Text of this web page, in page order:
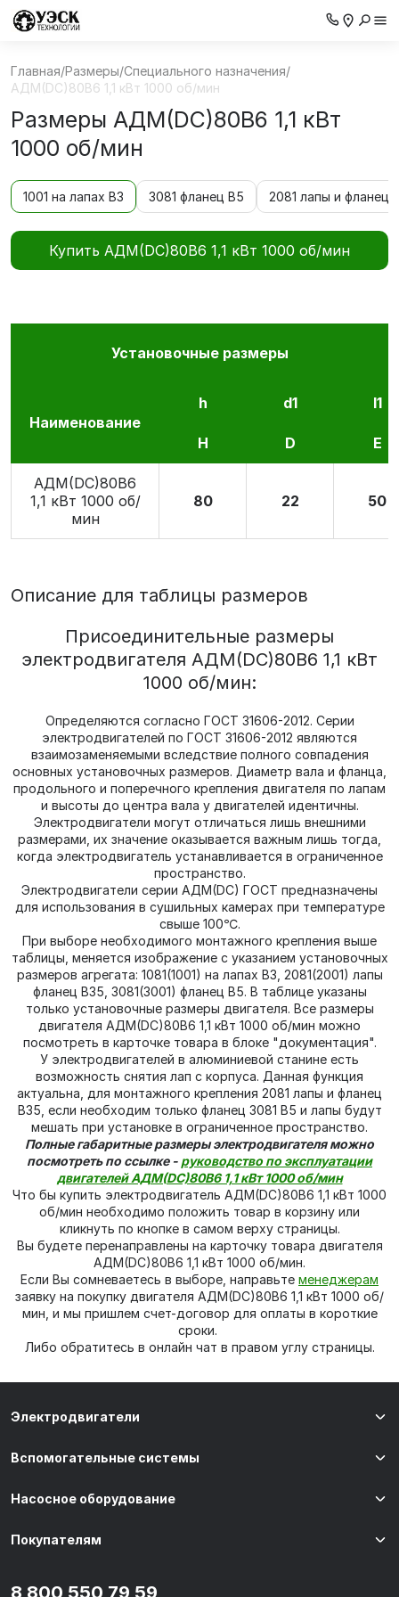
Главная/Размеры/Специального назначения/
АДМ(DC)80В6 1,1 кВт 1000 об/мин
Размеры АДМ(DC)80В6 1,1 кВт
1000 об/мин
Купить АДМ(DC)80В6 1,1 кВт 1000 об/мин
1001 на лапах В3 3081 фланец В5 2081 лапы и фланец
Установочные размеры
Наименование
h d1 l1
H D E
АДМ(DC)80В6
1,1 кВт 1000 об/
мин
80 22 50
Описание для таблицы размеров
Присоединительные размеры
электродвигателя АДМ(DC)80В6 1,1 кВт
1000 об/мин:
Определяются согласно ГОСТ 31606-2012. Серии
электродвигателей по ГОСТ 31606-2012 являются
взаимозаменяемыми вследствие полного совпадения
основных установочных размеров. Диаметр вала и фланца,
продольного и поперечного крепления двигателя по лапам
и высоты до центра вала у двигателей идентичны.
Электродвигатели могут отличаться лишь внешними
размерами, их значение оказывается важным лишь тогда,
когда электродвигатель устанавливается в ограниченное
пространство.
Электродвигатели серии АДМ(DC) ГОСТ предназначены
для использования в сушильных камерах при температуре
свыше 100℃.
При выборе необходимого монтажного крепления выше
таблицы, меняется изображение с указанием установочных
размеров агрегата: 1081(1001) на лапах В3, 2081(2001) лапы
фланец В35, 3081(3001) фланец В5. В таблице указаны
только установочные размеры двигателя. Все размеры
двигателя АДМ(DC)80В6 1,1 кВт 1000 об/мин можно
посмотреть в карточке товара в блоке "документация".
У электродвигателей в алюминиевой станине есть
возможность снятия лап с корпуса. Данная функция
актуальна, для монтажного крепления 2081 лапы и фланец
В35, если необходим только фланец 3081 В5 и лапы будут
мешать при установке в ограниченное пространство.
Полные габаритные размеры электродвигателя можно
посмотреть по ссылке - руководство по эксплуатации
двигателей АДМ(DC)80В6 1,1 кВт 1000 об/мин
Что бы купить электродвигатель АДМ(DC)80В6 1,1 кВт 1000
об/мин необходимо положить товар в корзину или
кликнуть по кнопке в самом верху страницы.
Вы будете перенаправлены на карточку товара двигателя
АДМ(DC)80В6 1,1 кВт 1000 об/мин.
Если Вы сомневаетесь в выборе, направьте менеджерам
заявку на покупку двигателя АДМ(DC)80В6 1,1 кВт 1000 об/
мин, и мы пришлем счет-договор для оплаты в короткие
сроки.
Либо обратитесь в онлайн чат в правом углу страницы.
Электродвигатели
Вспомогательные системы
Насосное оборудование
Покупателям
8 800 550 79 59